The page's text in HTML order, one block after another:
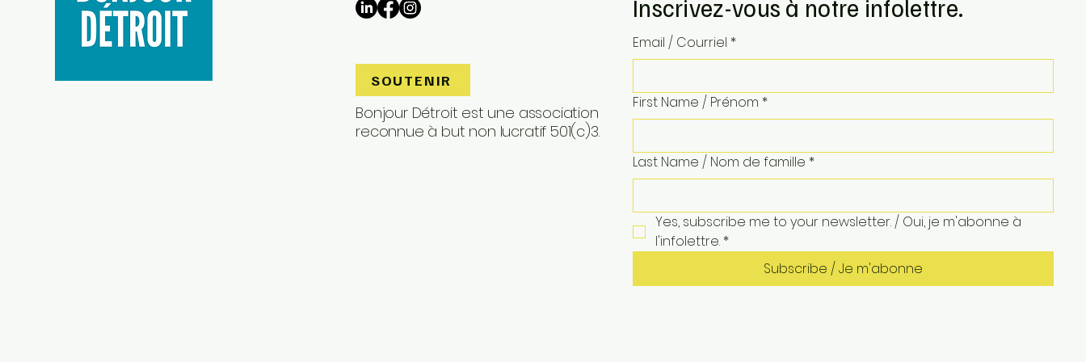
SOUTENIR
Bonjour Détroit est une association
reconnue à but non lucratif 501(c)3.
Inscrivez-vous à notre infolettre.
Email / Courriel *
First Name / Prénom *
Last Name / Nom de famille *
Yes, subscribe me to your newsletter. / Oui, je m'abonne à
l'infolettre. *
Subscribe / Je m'abonne